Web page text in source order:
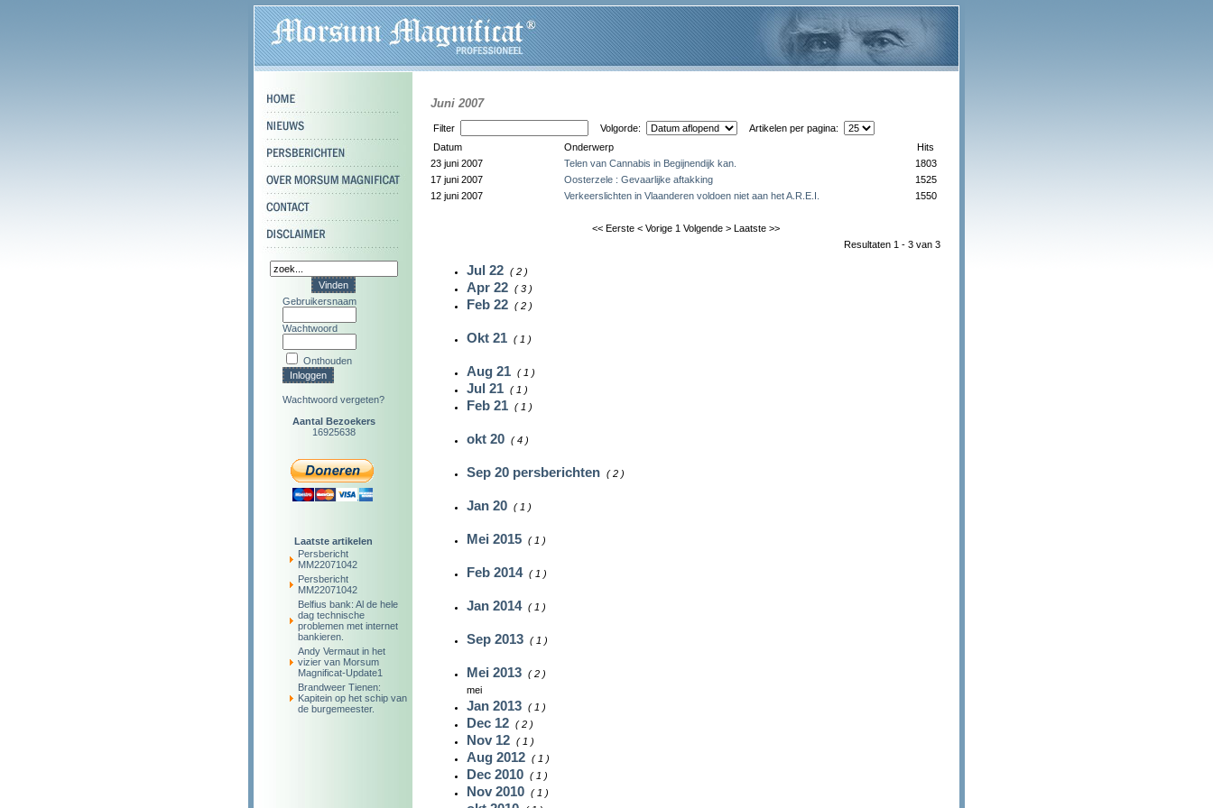
Gebruikersnaam
Wachtwoord
Onthouden
Wachtwoord vergeten?
Aantal Bezoekers
16925638
Laatste artikelen
Persbericht
MM22071042
Persbericht
MM22071042
Belfius bank: Al de hele
dag technische
problemen met internet
bankieren.
Andy Vermaut in het
vizier van Morsum
Magnificat-Update1
Brandweer Tienen:
Kapitein op het schip van
de burgemeester.
Juni 2007
Filter Volgorde:
Artikelen per pagina:
Datum
Onderwerp
Hits
23 juni 2007
Telen van Cannabis in Begijnendijk kan.
1803
17 juni 2007
Oosterzele : Gevaarlijke aftakking
1525
12 juni 2007
Verkeerslichten in Vlaanderen voldoen niet aan het A.R.E.I. 1550
<< Eerste < Vorige 1 Volgende > Laatste >>
Resultaten 1 - 3 van 3
Jul 22 ( 2 )
Apr 22 ( 3 )
Feb 22 ( 2 )
Okt 21 ( 1 )
Aug 21 ( 1 )
Jul 21 ( 1 )
Feb 21 ( 1 )
okt 20 ( 4 )
Sep 20 persberichten ( 2 )
Jan 20 ( 1 )
Mei 2015 ( 1 )
Feb 2014 ( 1 )
Jan 2014 ( 1 )
Sep 2013 ( 1 )
Mei 2013 ( 2 )
mei
Jan 2013 ( 1 )
Dec 12 ( 2 )
Nov 12 ( 1 )
Aug 2012 ( 1 )
Dec 2010 ( 1 )
Nov 2010 ( 1 )